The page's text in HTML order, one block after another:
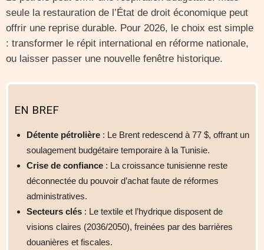
seule la restauration de l’État de droit économique peut
offrir une reprise durable. Pour 2026, le choix est simple
: transformer le répit international en réforme nationale,
ou laisser passer une nouvelle fenêtre historique.
EN BREF
Détente pétrolière : Le Brent redescend à 77 $, offrant un
soulagement budgétaire temporaire à la Tunisie.
Crise de confiance : La croissance tunisienne reste
déconnectée du pouvoir d’achat faute de réformes
administratives.
Secteurs clés : Le textile et l’hydrique disposent de
visions claires (2036/2050), freinées par des barrières
douanières et fiscales.